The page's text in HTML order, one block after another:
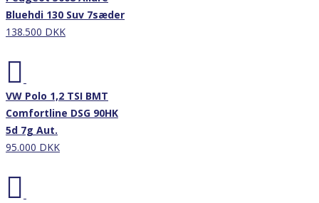
Bluehdi 130 Suv 7sæder
138.500 DKK
VW Polo 1,2 TSI BMT
Comfortline DSG 90HK
5d 7g Aut.
95.000 DKK